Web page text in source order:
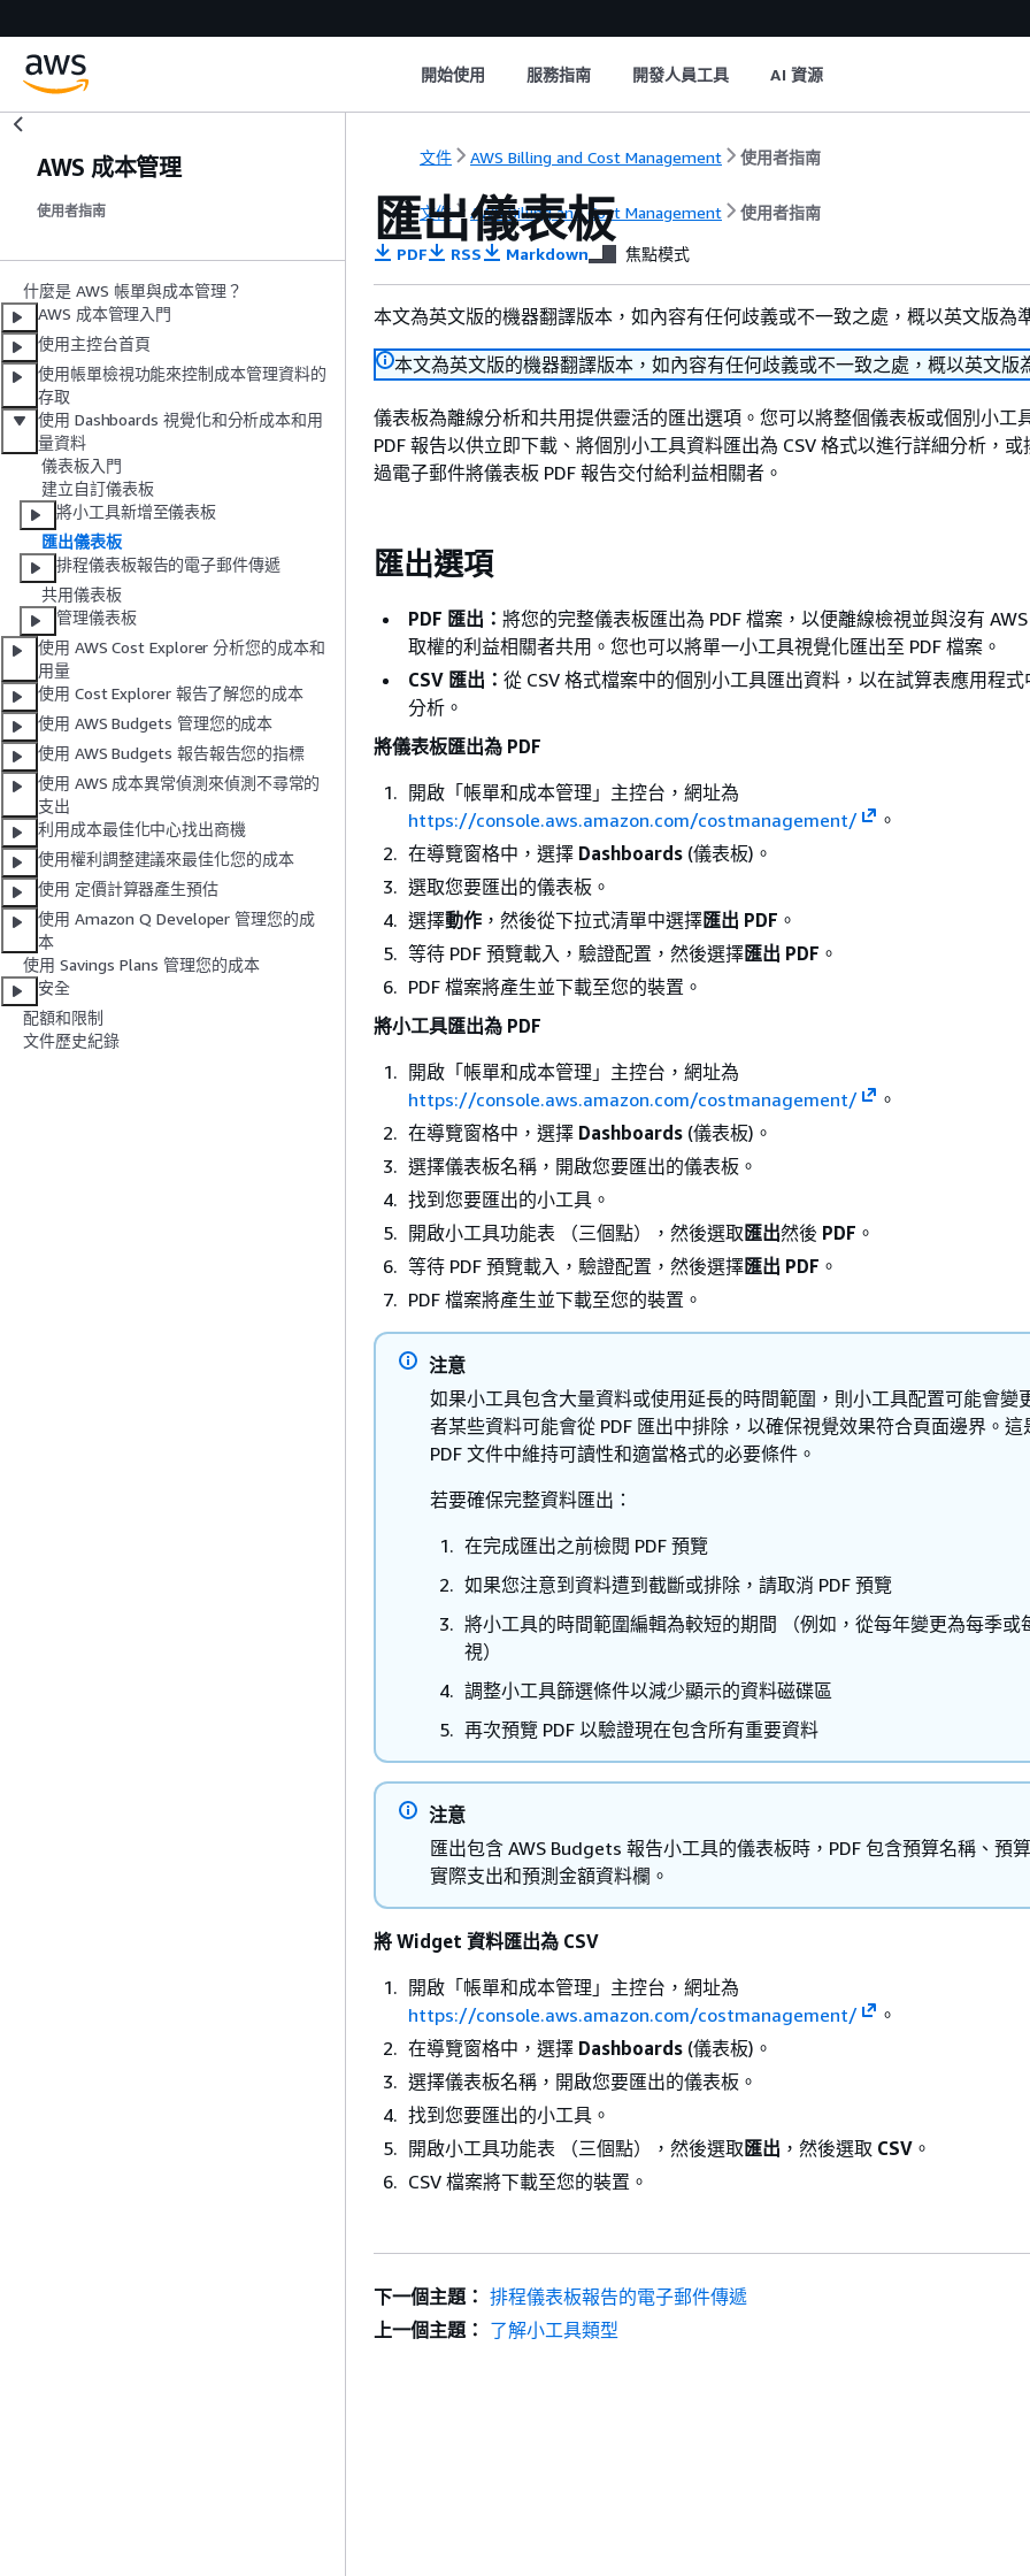
開始使用 服務指南 開發人員工具 AI 資源
AWS 成本管理
使用者指南
什麼是 AWS 帳單與成本管理？
AWS 成本管理入門
使用主控台首頁
使用帳單檢視功能來控制成本管理資料的
存取
使用 Dashboards 視覺化和分析成本和用
量資料
儀表板入門
建立自訂儀表板
將小工具新增至儀表板
匯出儀表板
排程儀表板報告的電子郵件傳遞
共用儀表板
管理儀表板
使用 AWS Cost Explorer 分析您的成本和
用量
使用 Cost Explorer 報告了解您的成本
使用 AWS Budgets 管理您的成本
使用 AWS Budgets 報告報告您的指標
使用 AWS 成本異常偵測來偵測不尋常的
支出
利用成本最佳化中心找出商機
使用權利調整建議來最佳化您的成本
使用 定價計算器產生預估
使用 Amazon Q Developer 管理您的成
本
使用 Savings Plans 管理您的成本
安全
配額和限制
文件歷史紀錄
文件 AWS Billing and Cost Management 使用者指南
文件 AWS Billing and Cost Management 使用者指南
匯出儀表板
PDF RSS Markdown 焦點模式
本文為英文版的機器翻譯版本，如內容有任何歧義或不一致之處，概以英文版為
本文為英文版的機器翻譯版本，如內容有任何歧義或不一致之處，概以英文版
儀表板為離線分析和共用提供靈活的匯出選項。您可以將整個儀表板或個別小工
PDF 報告以供立即下載、將個別小工具資料匯出為 CSV 格式以進行詳細分析，
過電子郵件將儀表板 PDF 報告交付給利益相關者。
匯出選項
PDF 匯出： 將您的完整儀表板匯出為 PDF 檔案，以便離線檢視並與沒有
取權的利益相關者共用。您也可以將單一小工具視覺化匯出至 PDF 檔案。
CSV 匯出： 從 CSV 格式檔案中的個別小工具匯出資料，以在試算表應用程式
分析。
將儀表板匯出為 PDF
開啟「帳單和成本管理」主控台，網址為
https://console.aws.amazon.com/costmanagement/
。
在導覽窗格中，選擇 Dashboards (儀表板)。
選取您要匯出的儀表板。
選擇動作 ，然後從下拉式清單中選擇匯出 PDF 。
等待 PDF 預覽載入，驗證配置，然後選擇匯出 PDF 。
PDF 檔案將產生並下載至您的裝置。
將小工具匯出為 PDF
開啟「帳單和成本管理」主控台，網址為
https://console.aws.amazon.com/costmanagement/
。
在導覽窗格中，選擇 Dashboards (儀表板)。
選擇儀表板名稱，開啟您要匯出的儀表板。
找到您要匯出的小工具。
開啟小工具功能表 （三個點），然後選取匯出然後 PDF 。
等待 PDF 預覽載入，驗證配置，然後選擇匯出 PDF 。
PDF 檔案將產生並下載至您的裝置。
注意
如果小工具包含大量資料或使用延長的時間範圍，則小工具配置可能會變
者某些資料可能會從 PDF 匯出中排除，以確保視覺效果符合頁面邊界。這
PDF 文件中維持可讀性和適當格式的必要條件。
若要確保完整資料匯出：
在完成匯出之前檢閱 PDF 預覽
如果您注意到資料遭到截斷或排除，請取消 PDF 預覽
將小工具的時間範圍編輯為較短的期間 （例如，從每年變更為每季或
視）
調整小工具篩選條件以減少顯示的資料磁碟區
再次預覽 PDF 以驗證現在包含所有重要資料
注意
匯出包含 AWS Budgets 報告小工具的儀表板時，PDF 包含預算名稱、預
實際支出和預測金額資料欄。
將 Widget 資料匯出為 CSV
開啟「帳單和成本管理」主控台，網址為
https://console.aws.amazon.com/costmanagement/
。
在導覽窗格中，選擇 Dashboards (儀表板)。
選擇儀表板名稱，開啟您要匯出的儀表板。
找到您要匯出的小工具。
開啟小工具功能表 （三個點），然後選取匯出 ，然後選取 CSV 。
CSV 檔案將下載至您的裝置。
下一個主題： 排程儀表板報告的電子郵件傳遞
上一個主題： 了解小工具類型